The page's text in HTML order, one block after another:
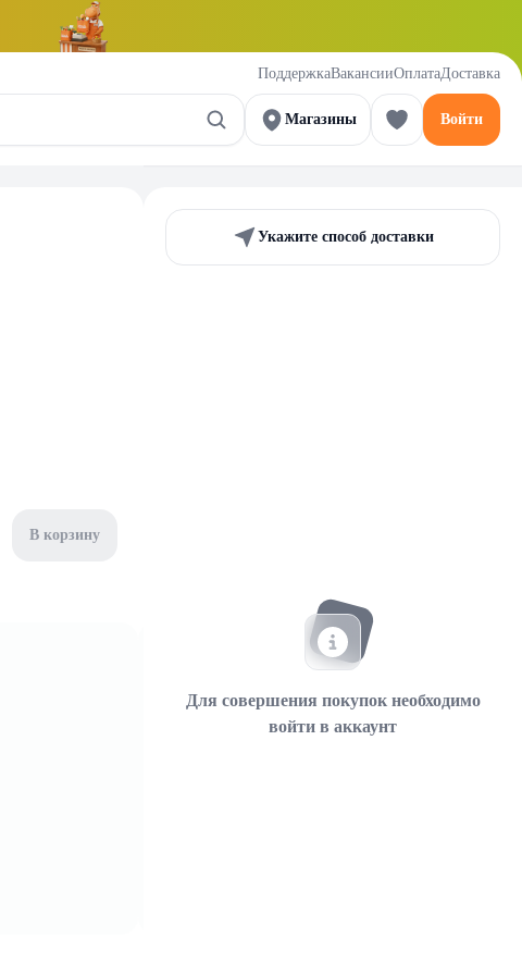
ПоддержкаВакансииОплатаДоставка
Магазины Войти
В корзину
Укажите способ доставки
Для совершения покупок необходимо
войти в аккаунт